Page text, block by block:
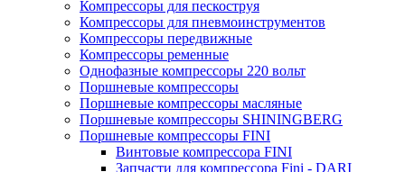
Компрессоры для пескоструя
Компрессоры для пневмоинструментов
Компрессоры передвижные
Компрессоры ременные
Однофазные компрессоры 220 вольт
Поршневые компрессоры
Поршневые компрессоры масляные
Поршневые компрессоры SHININGBERG
Поршневые компрессоры FINI
Винтовые компрессора FINI
Запчасти для компрессора Fini - DARI